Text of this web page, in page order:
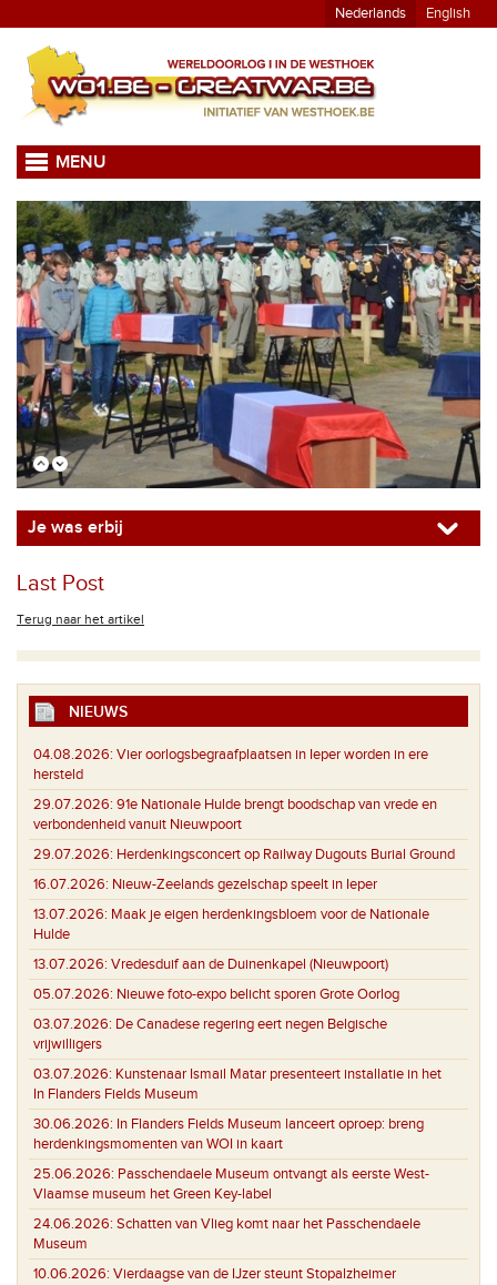
Nederlands English
MENU
Je was erbij
Last Post
Terug naar het artikel
NIEUWS
04.08.2026: Vier oorlogsbegraafplaatsen in Ieper worden in ere
hersteld
29.07.2026: 91e Nationale Hulde brengt boodschap van vrede en
verbondenheid vanuit Nieuwpoort
29.07.2026: Herdenkingsconcert op Railway Dugouts Burial Ground
16.07.2026: Nieuw-Zeelands gezelschap speelt in Ieper
13.07.2026: Maak je eigen herdenkingsbloem voor de Nationale
Hulde
13.07.2026: Vredesduif aan de Duinenkapel (Nieuwpoort)
05.07.2026: Nieuwe foto-expo belicht sporen Grote Oorlog
03.07.2026: De Canadese regering eert negen Belgische
vrijwilligers
03.07.2026: Kunstenaar Ismail Matar presenteert installatie in het
In Flanders Fields Museum
30.06.2026: In Flanders Fields Museum lanceert oproep: breng
herdenkingsmomenten van WOI in kaart
25.06.2026: Passchendaele Museum ontvangt als eerste West-
Vlaamse museum het Green Key-label
24.06.2026: Schatten van Vlieg komt naar het Passchendaele
Museum
10.06.2026: Vierdaagse van de IJzer steunt Stopalzheimer